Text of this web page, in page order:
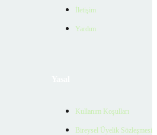
İletişim
Yardım
Kullanım Koşulları
Bireysel Üyelik Sözleşmesi